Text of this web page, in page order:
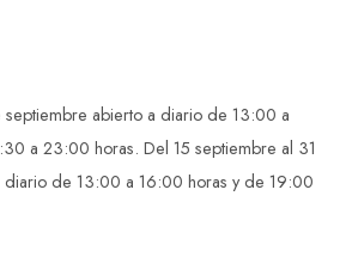
septiembre abierto a diario de 13:00 a
a 23:00 horas. Del 15 septiembre al 31
de 13:00 a 16:00 horas y de 19:00